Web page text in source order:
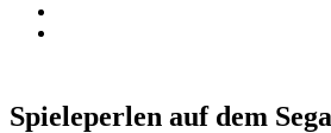
Spieleperlen auf dem